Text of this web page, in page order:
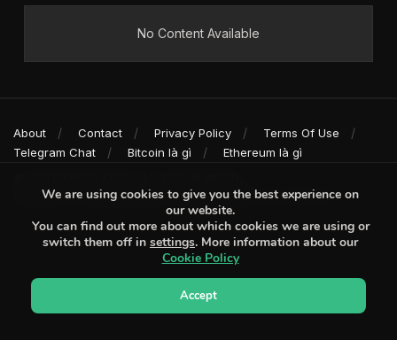
No Content Available
About Contact Privacy Policy
Terms Of Use
Telegram Chat
Bitcoin là gì Ethereum là gì
Website chỉ cung cấp thông tin và không phải là lời khuyên đầu tư.
We are using cookies to give you the best experience on
our website.
You can find out more about which cookies we are using or
switch them off in settings. More information about our
Cookie Policy
Accept